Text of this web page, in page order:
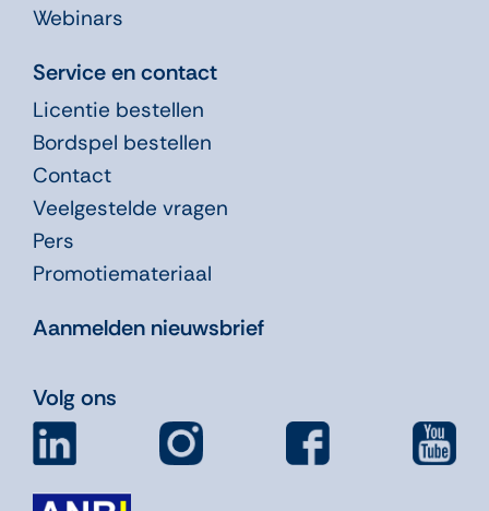
Webinars
Service en contact
Licentie bestellen
Bordspel bestellen
Contact
Veelgestelde vragen
Pers
Promotiemateriaal
Aanmelden nieuwsbrief
Volg ons